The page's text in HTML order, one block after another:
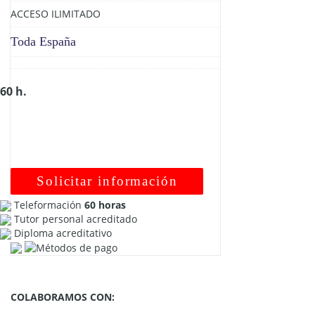
ACCESO ILIMITADO
Toda España
60 h.
Solicitar información
Teleformación60 horas
Tutor personal acreditado
Diploma acreditativo
COLABORAMOS CON: